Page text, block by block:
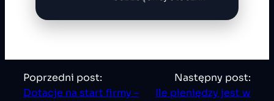
Poprzedni post:
Dotacje na start firmy –
Następny post:
Ile pieniędzy jest w